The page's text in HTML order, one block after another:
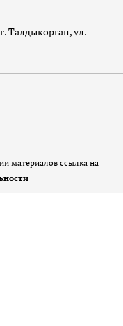
Талдыкорган, ул.
материалов ссылка на